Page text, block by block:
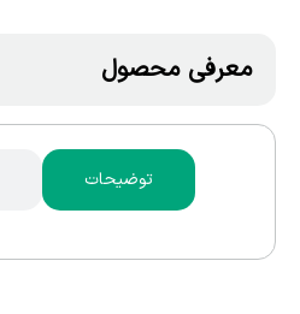
معرفی محصول
توضیحات